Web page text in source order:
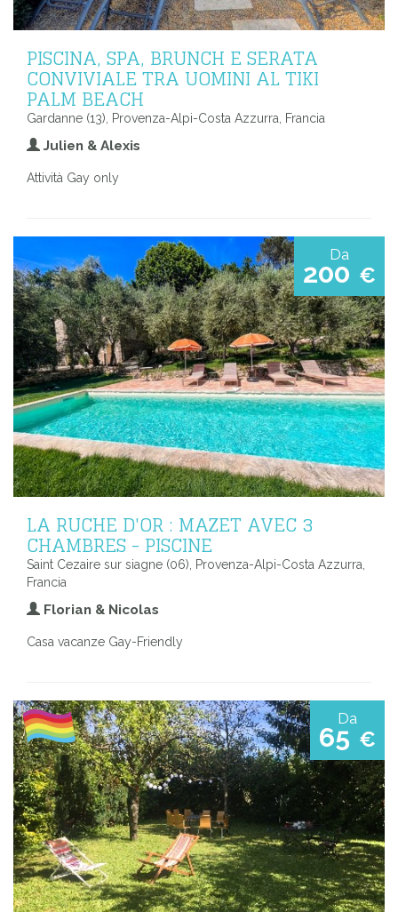
PISCINA, SPA, BRUNCH E SERATA
CONVIVIALE TRA UOMINI AL TIKI
PALM BEACH
Gardanne (13), Provenza-Alpi-Costa Azzurra, Francia
Julien & Alexis
Attività Gay only
Da
200 €
LA RUCHE D'OR : MAZET AVEC 3
CHAMBRES - PISCINE
Saint Cezaire sur siagne (06), Provenza-Alpi-Costa Azzurra,
Francia
Florian & Nicolas
Casa vacanze Gay-Friendly
Da
65 €